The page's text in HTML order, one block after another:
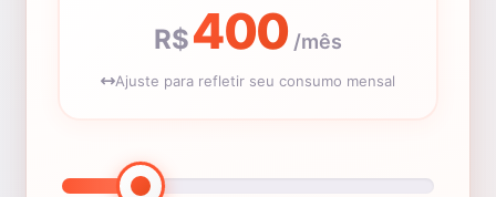
R$400 /mês
Ajuste para refletir seu consumo mensal